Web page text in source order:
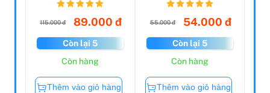
Nê...
115.000 đ 89.000 đ
Còn lại 5
Còn hàng
Thêm vào giỏ hàng
55.000 đ 54.000 đ
Còn lại 5
Còn hàng
Thêm vào giỏ hàng